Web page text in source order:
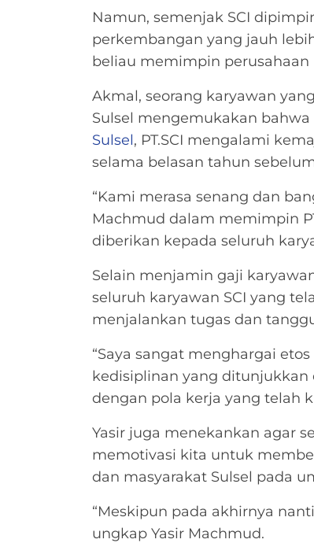
Namun, semenjak SCI
perkembangan yang jauh
beliau memimpin perusahaan
Akmal, seorang karyawan
Sulsel mengemukakan
Sulsel, PT.SCI mengalami
selama belasan tahun
“Kami merasa senang dan
Machmud dalam memimpin
diberikan kepada seluruh
Selain menjamin gaji
seluruh karyawan SCI yang
menjalankan tugas dan
“Saya sangat menghargai
kedisiplinan yang ditunjukkan
dengan pola kerja yang telah
Yasir juga menekankan agar
memotivasi kita untuk
dan masyarakat Sulsel pada
“Meskipun pada akhirnya
ungkap Yasir Machmud.